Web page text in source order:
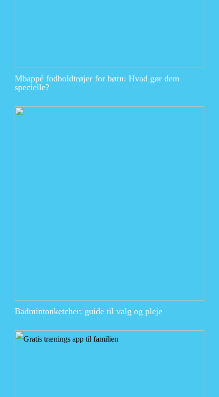
Mbappé fodboldtrøjer for børn: Hvad gør dem
specielle?
Badmintonketcher: guide til valg og pleje